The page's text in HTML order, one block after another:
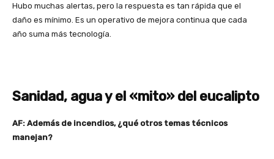
Hubo muchas alertas, pero la respuesta es tan rápida que el
daño es mínimo. Es un operativo de mejora continua que cada
año suma más tecnología.
Sanidad, agua y el «mito» del eucalipto
AF: Además de incendios, ¿qué otros temas técnicos
manejan?